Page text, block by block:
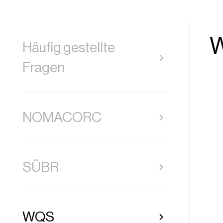
Häufig gestellte
Fragen
NOMACORC
SÜBR
WQS